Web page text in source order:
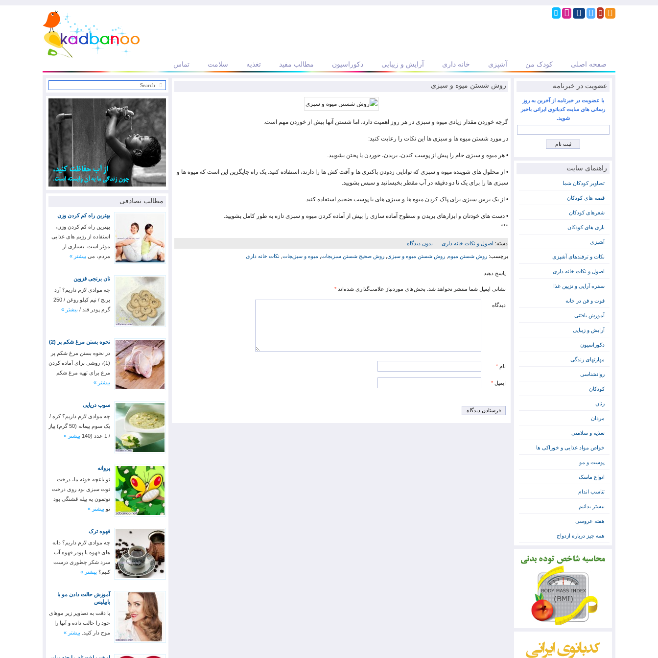
صفحه اصلی کودک من آشپزی خانه داری آرایش و زیبایی دکوراسیون مطالب مفید تغذیه سلامت تماس
روش شستن میوه و سبزی
گرچه خوردن مقدار زیادی میوه و سبزی در هر روز اهمیت دارد، اما شستن آنها پیش از خوردن مهم است.
در مورد شستن میوه ها و سبزی ها این نکات را رعایت کنید:
• هر میوه و سبزی خام را پیش از پوست کندن، بریدن، خوردن یا پختن بشویید.
• از محلول های شوینده میوه و سبزی که توانایی زدودن باکتری ها و آفت کش ها را دارند، استفاده کنید. یک راه جایگزین این است که میوه ها و
سبزی ها را برای یک تا دو دقیقه در آب مقطر بخیسانید و سپس بشویید.
• از یک برس سبزی برای پاک کردن میوه ها و سبزی های با پوست ضخیم استفاده کنید.
• دست های خودتان و ابزارهای بریدن و سطوح آماده سازی را پیش از آماده کردن میوه و سبزی تازه به طور کامل بشویید.
***
دسته: اصول و نکات خانه داری بدون دیدگاه
برچسب: روش شستن میوه روش شستن میوه و سبزی روش صحیح شستن سبزیجات میوه و سبزیجات نکات خانه داری
پاسخ دهید
نشانی ایمیل شما منتشر نخواهد شد. بخش‌های موردنیاز علامت‌گذاری شده‌اند *
دیدگاه
نام *
ایمیل *
مطالب تصادفی
بهترین راه کم کردن وزن
بهترین راه کم کردن وزن،
استفاده از رژیم های غذایی
موثر است. بسیاری از
مردم، می بیشتر »
نان برنجی قزوین
چه موادی لازم داریم؟ آرد
برنج / نیم کیلو روغن / 250
گرم پودر قند / بیشتر »
نحوه بستن مرغ شکم پر (2)
در نحوه بستن مرغ شکم پر
(1)، روشی برای آماده کردن
مرغ برای تهیه مرغ شکم
بیشتر »
سوپ دریایی
چه موادی لازم داریم؟ کره /
یک سوم پیمانه (50 گرم) پیاز
/ 1 عدد (140
بیشتر »
پروانه
تو باغچه خونه ما، درخت
توت سبزی بود روی درخت
توتمون یه پیله قشنگی بود
تو بیشتر »
قهوه ترک
چه موادی لازم داریم؟ دانه
های قهوه یا پودر قهوه آب
سرد شکر چطوری درست
کنیم؟ بیشتر »
آموزش حالت دادن مو با
بابیلیس
با دقت به تصاویر زیر موهای
خود را حالت داده و آنها را
موج دار کنید. بیشتر »
عضویت در خبرنامه
با عضویت در خبرنامه از آخرین به روز
رسانی های سایت کدبانوی ایرانی باخبر
شوید.
راهنمای سایت
تصاویر کودکان شما
قصه های کودکان
شعرهای کودکان
بازی های کودکان
آشپزی
نکات و ترفندهای آشپزی
اصول و نکات خانه داری
سفره آرایی و تزیین غذا
فوت و فن در خانه
آموزش بافتنی
آرایش و زیبایی
دکوراسیون
مهارتهای زندگی
روانشناسی
کودکان
زنان
مردان
تغذیه و سلامتی
خواص مواد غذایی و خوراکی ها
پوست و مو
انواع ماسک
تناسب اندام
بیشتر بدانیم
هفته عروسی
همه چیز درباره ازدواج